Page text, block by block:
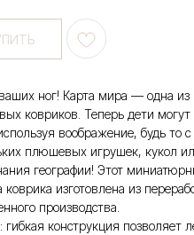
ног! Карта мира — одна
ковриков. Теперь дети
воображение, будь
плюшевых игрушек, кукол
географии! Этот
коврика изготовлена ​​из
производства.
гибкая конструкция позволяет